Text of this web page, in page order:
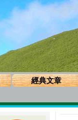
經典文章